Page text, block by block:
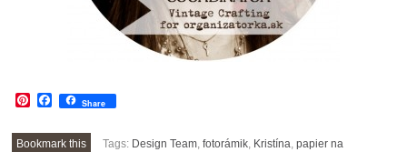
Pinterest
Facebook
Share
Bookmark this Tags: Design Team ,fotorámik Kristína ,papier na